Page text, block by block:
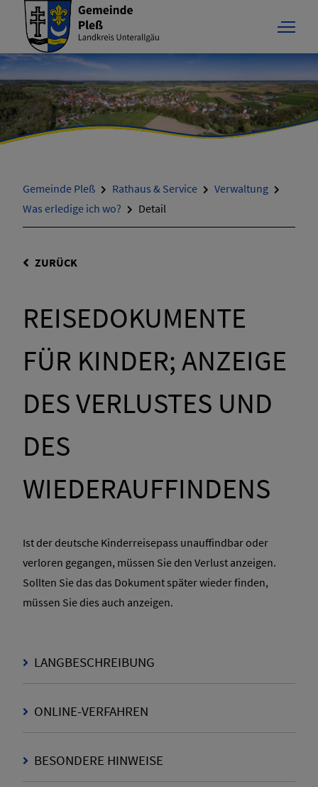
Gemeinde Pleß Rathaus & Service
Verwaltung
Was erledige ich wo?
Detail
ZURÜCK
REISEDOKUMENTE
FÜR KINDER; ANZEIGE
DES VERLUSTES UND
DES
WIEDERAUFFINDENS
Ist der deutsche Kinderreisepass unauffindbar oder
verloren gegangen, müssen Sie den Verlust anzeigen.
Sollten Sie das das Dokument später wieder finden,
müssen Sie dies auch anzeigen.
LANGBESCHREIBUNG
ONLINE-VERFAHREN
BESONDERE HINWEISE